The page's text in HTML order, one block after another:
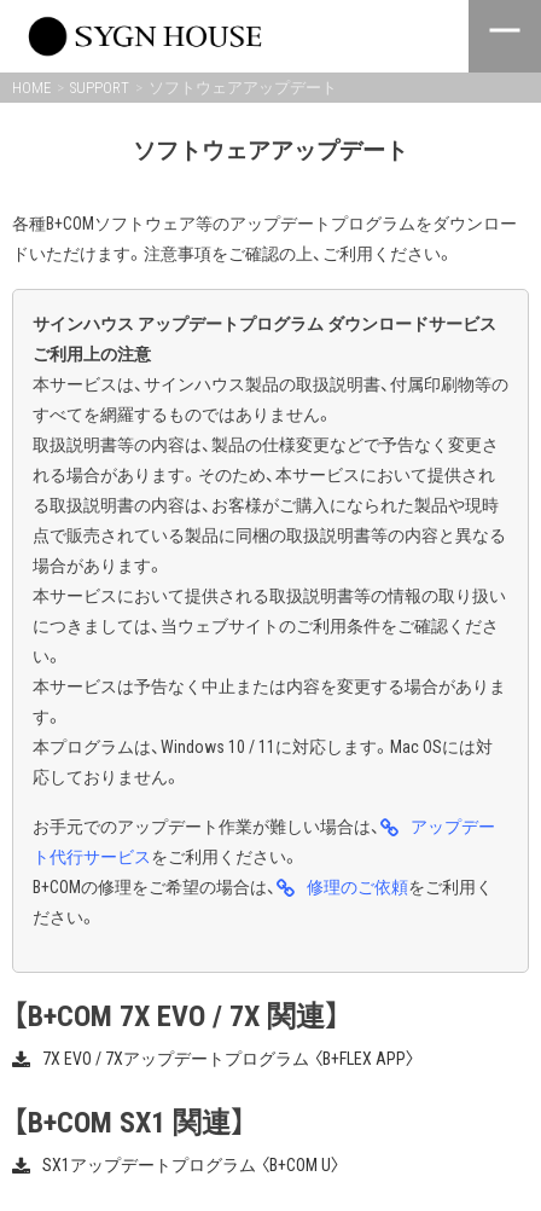
content
HOME SUPPORT ソフトウェアアップデート
ソフトウェアアップデート
各種B+COMソフトウェア等のアップデートプログラムをダウンロー
ドいただけます。注意事項をご確認の上、ご利用ください。
サインハウス アップデートプログラム ダウンロードサービス
ご利用上の注意
本サービスは、サインハウス製品の取扱説明書、付属印刷物等の
すべてを網羅するものではありません。
取扱説明書等の内容は、製品の仕様変更などで予告なく変更さ
れる場合があります。そのため、本サービスにおいて提供され
る取扱説明書の内容は、お客様がご購入になられた製品や現時
点で販売されている製品に同梱の取扱説明書等の内容と異なる
場合があります。
本サービスにおいて提供される取扱説明書等の情報の取り扱い
につきましては、当ウェブサイトのご利用条件をご確認くださ
い。
本サービスは予告なく中止または内容を変更する場合がありま
す。
本プログラムは、Windows 10 / 11に対応します。Mac OSには対
応しておりません。
お手元でのアップデート作業が難しい場合は、
アップデー
ト代行サービスをご利用ください。
B+COMの修理をご希望の場合は、
修理のご依頼をご利用く
ださい。
【B+COM 7X EVO / 7X 関連】
7X EVO / 7Xアップデートプログラム 〈B+FLEX APP〉
【B+COM SX1 関連】
SX1アップデートプログラム 〈B+COM U〉